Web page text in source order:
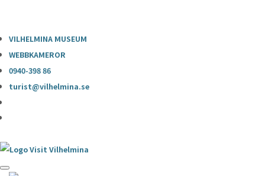
VILHELMINA MUSEUM
WEBBKAMEROR
0940-398 86
turist@vilhelmina.se